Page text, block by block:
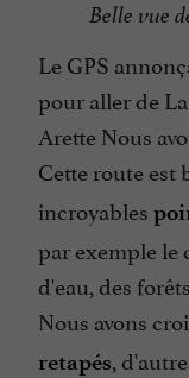
Belle vue
Le GPS
pour aller de
Arette Nous
Cette route est
incroyables
par exemple le
d'eau, des
Nous avons
retapés,